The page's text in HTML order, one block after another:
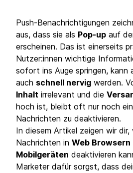
Push-Benachrichtigungen
aus, dass sie als Pop-up auf
erscheinen. Das ist einerseits
Nutzer:innen wichtige
sofort ins Auge springen, kann
auch schnell nervig werden.
Inhalt irrelevant und die
hoch ist, bleibt oft nur noch
Nachrichten zu deaktivieren.
In diesem Artikel zeigen wir dir,
Nachrichten in Web Browsern
Mobilgeräten deaktivieren
Marketer dafür sorgst, dass